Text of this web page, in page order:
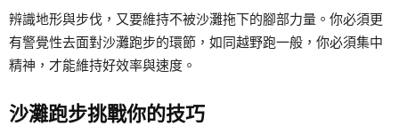
辨識地形與步伐，又要維持不被沙灘拖下的腳部力量。你必須更
有警覺性去面對沙灘跑步的環節，如同越野跑一般，你必須集中
精神，才能維持好效率與速度。
沙灘跑步挑戰你的技巧